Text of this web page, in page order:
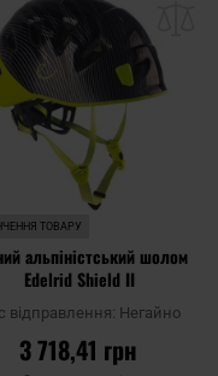
ТОВАРУ
альпіністський шолом
Edelrid Shield II
відправлення: Негайно
3 718,41 грн